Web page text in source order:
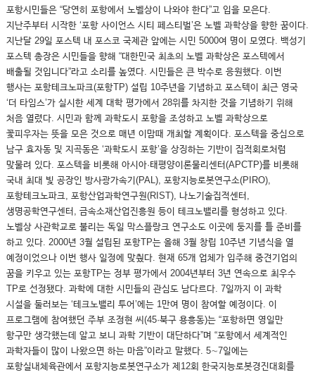
포항시민들은 “당연히 포항에서 노벨상이 나와야 한다”고 입을 모은다.
지난주부터 시작한 ‘포항 사이언스 시티 페스티벌’은 노벨 과학상을 향한 꿈이다.
지난달 29일 포스텍 내 포스코 국제관 앞에는 시민 5000여 명이 모였다. 백성기
포스텍 총장은 시민들을 향해 “대한민국 최초의 노벨 과학상은 포스텍에서
배출될 것입니다”라고 소리를 높였다. 시민들은 큰 박수로 응원했다. 이번
행사는 포항테크노파크(포항TP) 설립 10주년을 기념하고 포스텍이 최근 영국
‘더 타임스’가 실시한 세계 대학 평가에서 28위를 차지한 것을 기념하기 위해
처음 열렸다. 시민과 함께 과학도시 포항을 조성하고 노벨 과학상으로
꽃피우자는 뜻을 모은 것으로 매년 이맘때 개최할 계획이다. 포스텍을 중심으로
남구 효자동 및 지곡동은 ‘과학도시 포항’을 상징하는 기반이 집적회로처럼
맞물려 있다. 포스텍을 비롯해 아시아·태평양이론물리센터(APCTP)를 비롯해
국내 최대 빛 공장인 방사광가속기(PAL), 포항지능로봇연구소(PIRO),
포항테크노파크, 포항산업과학연구원(RIST), 나노기술집적센터,
생명공학연구센터, 금속소재산업진흥원 등이 테크노밸리를 형성하고 있다.
노벨상 사관학교로 불리는 독일 막스플랑크 연구소도 이곳에 둥지를 틀 준비를
하고 있다. 2000년 3월 설립된 포항TP는 올해 3월 창립 10주년 기념식을 열
예정이었으나 이번 행사 일정에 맞췄다. 현재 65개 업체가 입주해 중견기업의
꿈을 키우고 있는 포항TP는 정부 평가에서 2004년부터 3년 연속으로 최우수
TP로 선정됐다. 과학에 대한 시민들의 관심도 남다르다. 7일까지 이 과학
시설을 둘러보는 ‘테크노밸리 투어’에는 1만여 명이 참여할 예정이다. 이
프로그램에 참여했던 주부 조정현 씨(45·북구 용흥동)는 “포항하면 영일만
항구만 생각했는데 알고 보니 과학 기반이 대단하다”며 “포항에서 세계적인
과학자들이 많이 나왔으면 하는 마음”이라고 말했다. 5∼7일에는
포항실내체육관에서 포항지능로봇연구소가 제12회 한국지능로봇경진대회를